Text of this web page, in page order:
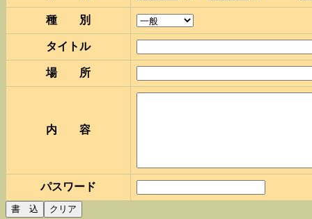
種 別
タイトル
場 所
内 容
パスワード